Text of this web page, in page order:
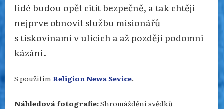
lidé budou opět cítit bezpečně, a tak chtějí
nejprve obnovit službu misionářů
s tiskovinami v ulicích a až později podomní
kázání.
S použitím Religion News Sevice.
Náhledová fotografie:Shromáždění svědků